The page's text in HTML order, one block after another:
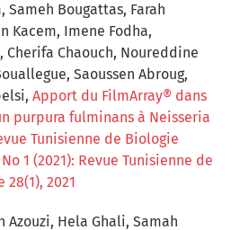
Sameh Bougattas, Farah
Kacem, Imene Fodha,
Cherifa Chaouch, Noureddine
Saoussen Abroug,
Apport du FilmArray® dans
purpura fulminans à Neisseria
Tunisienne de Biologie
1 (2021): Revue Tunisienne de
2021
Azouzi, Hela Ghali, Samah